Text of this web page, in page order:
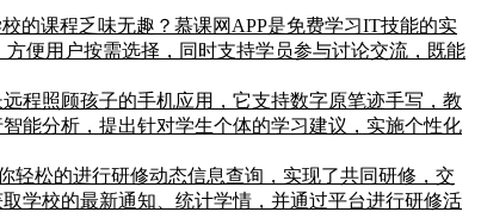
的课程乏味无趣？慕课网APP是免费学习IT技能的实
便用户按需选择，同时支持学员参与讨论交流，既能
程照顾孩子的手机应用，它支持数字原笔迹手写，教
能分析，提出针对学生个体的学习建议，实施个性化
轻松的进行研修动态信息查询，实现了共同研修，交
学校的最新通知、统计学情，并通过平台进行研修活